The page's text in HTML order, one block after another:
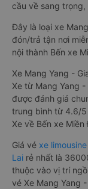
cầu về sang
Đây là loại xe
đón/trả tận nơi
nội thành Bến xe
Xe Mang Yang -
Xe từ Mang Yang
được đánh giá
trung bình từ 4.6/5
Xe về Bến xe
Giá vé xe
Lai rẻ nhất là
thuộc vào vị trí
vé Xe Mang Yang